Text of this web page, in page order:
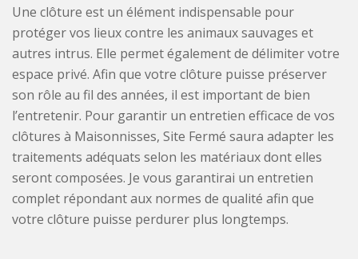
Une clôture est un élément indispensable pour
protéger vos lieux contre les animaux sauvages et
autres intrus. Elle permet également de délimiter votre
espace privé. Afin que votre clôture puisse préserver
son rôle au fil des années, il est important de bien
l’entretenir. Pour garantir un entretien efficace de vos
clôtures à Maisonnisses, Site Fermé saura adapter les
traitements adéquats selon les matériaux dont elles
seront composées. Je vous garantirai un entretien
complet répondant aux normes de qualité afin que
votre clôture puisse perdurer plus longtemps.